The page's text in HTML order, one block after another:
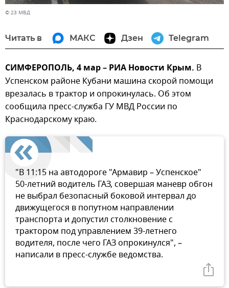
© 23 МВД
Читать в МАКС Дзен Telegram
СИМФЕРОПОЛЬ, 4 мар – РИА Новости Крым. В
Успенском районе Кубани машина скорой помощи
врезалась в трактор и опрокинулась. Об этом
сообщила пресс-служба ГУ МВД России по
Краснодарскому краю.
"В 11:15 на автодороге "Армавир – Успенское"
50-летний водитель ГАЗ, совершая маневр обгон
не выбрал безопасный боковой интервал до
движущегося в попутном направлении
транспорта и допустил столкновение с
трактором под управлением 39-летнего
водителя, после чего ГАЗ опрокинулся", –
написали в пресс-службе ведомства.